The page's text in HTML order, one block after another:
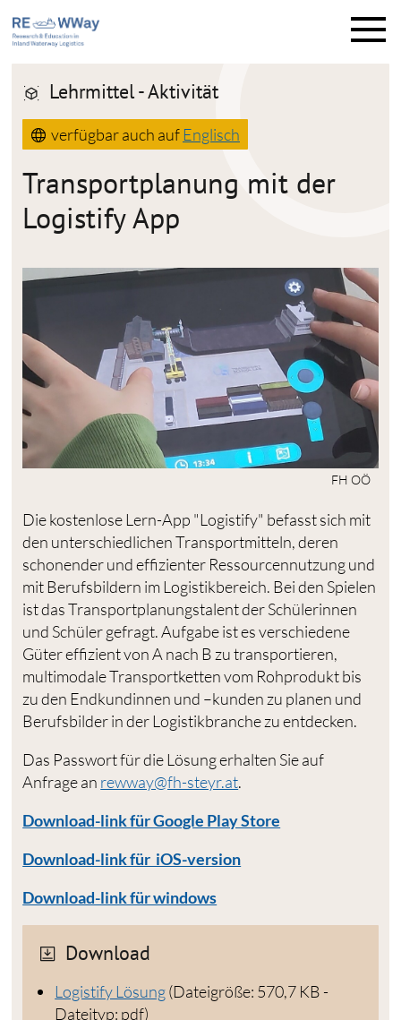
M
n
Lehrmittel - Aktivität
verfügbar auch aufEnglisch
Transportplanung mit der
Logistify App
FH OÖ
Die kostenlose Lern-App "Logistify" befasst sich mit
den unterschiedlichen Transportmitteln, deren
schonender und effizienter Ressourcennutzung und
mit Berufsbildern im Logistikbereich. Bei den Spielen
ist das Transportplanungstalent der Schülerinnen
und Schüler gefragt. Aufgabe ist es verschiedene
Güter effizient von A nach B zu transportieren,
multimodale Transportketten vom Rohprodukt bis
zu den Endkundinnen und –kunden zu planen und
Berufsbilder in der Logistikbranche zu entdecken.
Das Passwort für die Lösung erhalten Sie auf
Anfrage an rewway@fh-steyr.at.
Download-link für Google Play Store
Download-link für iOS-version
Download-link für windows
Download
Logistify Lösung(Dateigröße: 570,7 KB -
Dateityp: pdf)